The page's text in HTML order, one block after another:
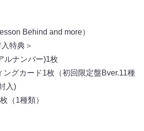
Behind and more）
特典＞
ルナンバー)1枚
グカード1枚（初回限定盤Bver.11種
入)
（1種類）